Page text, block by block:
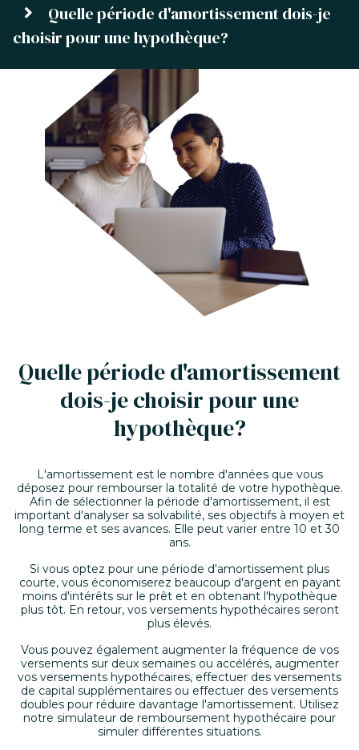
Quelle période d'amortissement dois-je
choisir pour une hypothèque?
Quelle période d'amortissement
dois-je choisir pour une
hypothèque?
L'amortissement est le nombre d'années que vous
déposez pour rembourser la totalité de votre hypothèque.
Afin de sélectionner la période d'amortissement, il est
important d'analyser sa solvabilité, ses objectifs à moyen et
long terme et ses avances. Elle peut varier entre 10 et 30
ans.
Si vous optez pour une période d'amortissement plus
courte, vous économiserez beaucoup d'argent en payant
moins d'intérêts sur le prêt et en obtenant l'hypothèque
plus tôt. En retour, vos versements hypothécaires seront
plus élevés.
Vous pouvez également augmenter la fréquence de vos
versements sur deux semaines ou accélérés, augmenter
vos versements hypothécaires, effectuer des versements
de capital supplémentaires ou effectuer des versements
doubles pour réduire davantage l'amortissement. Utilisez
notre simulateur de remboursement hypothécaire pour
simuler différentes situations.